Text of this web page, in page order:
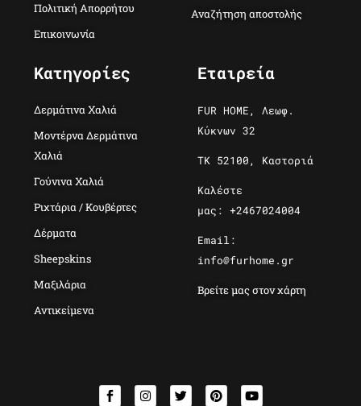
Πολιτική Απορρήτου
Επικοινωνία
Αναζήτηση αποστολής
Κατηγορίες
Δερμάτινα Χαλιά
Μοντέρνα Δερμάτινα
Χαλιά
Γούνινα Χαλιά
Ριχτάρια / Κουβέρτες
Δέρματα
Sheepskins
Μαξιλάρια
Αντικείμενα
Εταιρεία
FUR HOME, Λεωφ.
Κύκνων 32
ΤΚ 52100, Καστοριά
Καλέστε
μας: +2467024004
Email:
info@furhome.gr
Βρείτε μας στον χάρτη